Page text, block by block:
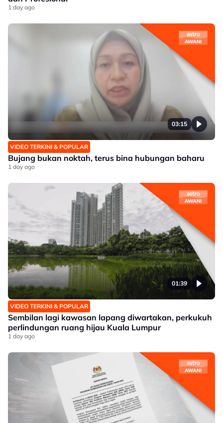
1 day ago
03:15
VIDEO TERKINI & POPULAR
Bujang bukan noktah, terus bina hubungan baharu
1 day ago
01:39
VIDEO TERKINI & POPULAR
Sembilan lagi kawasan lapang diwartakan, perkukuh
perlindungan ruang hijau Kuala Lumpur
1 day ago